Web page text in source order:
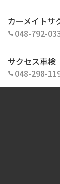
カーメイトサ
048-792-
サクセス車検
048-298-